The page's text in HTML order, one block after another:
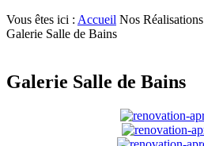
Vous êtes ici : Accueil Nos Réalisations
Galerie Salle de Bains
Galerie Salle de Bains